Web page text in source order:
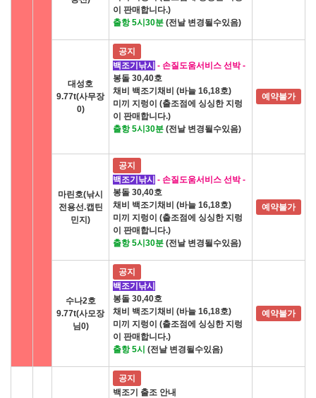
이 판매합니다.)
출항 5시30분 (전날 변경될수있음)
대성호
9.77t(사무장
0)
공지
백조기낚시 - 손질도움서비스 선박 -
봉돌 30,40호
채비 백조기채비 (바늘 16,18호)
미끼 지렁이 (출조점에 싱싱한 지렁
이 판매합니다.)
출항 5시30분 (전날 변경될수있음)
예약불가
마린호(낚시
전용선.캡틴
민지)
공지
백조기낚시 - 손질도움서비스 선박 -
봉돌 30,40호
채비 백조기채비 (바늘 16,18호)
미끼 지렁이 (출조점에 싱싱한 지렁
이 판매합니다.)
출항 5시30분 (전날 변경될수있음)
예약불가
수나2호
9.77t(사모장
님0)
공지
백조기낚시
봉돌 30,40호
채비 백조기채비 (바늘 16,18호)
미끼 지렁이 (출조점에 싱싱한 지렁
이 판매합니다.)
출항 5시 (전날 변경될수있음)
예약불가
공지
백조기 출조 안내